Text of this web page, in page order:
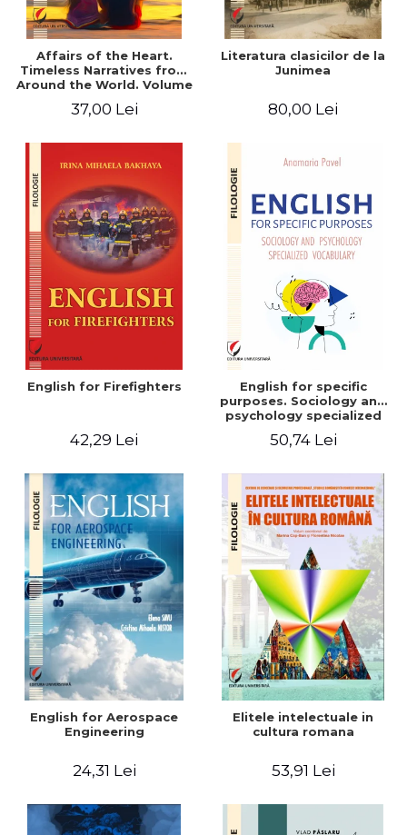
Affairs of the Heart.
Timeless Narratives from
Around the World. Volume
37,00 Lei
Literatura clasicilor de la
Junimea
80,00 Lei
English for Firefighters
42,29 Lei
English for specific
purposes. Sociology and
psychology specialized
50,74 Lei
English for Aerospace
Engineering
24,31 Lei
Elitele intelectuale in
cultura romana
53,91 Lei